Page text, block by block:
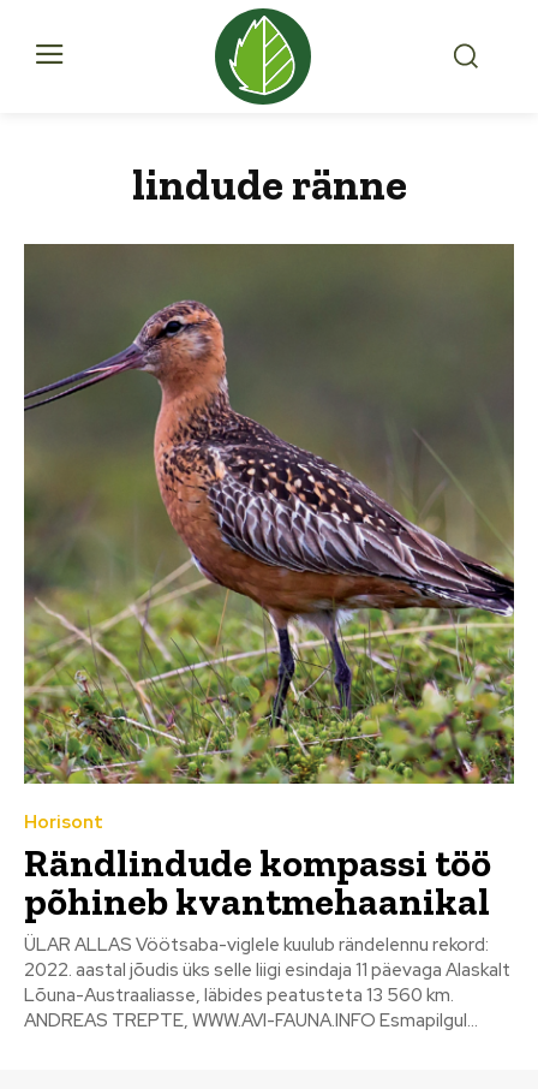
lindude ränne
Horisont
Rändlindude kompassi töö
põhineb kvantmehaanikal
ÜLAR ALLAS Vöötsaba-viglele kuulub rändelennu rekord:
2022. aastal jõudis üks selle liigi esindaja 11 päevaga Alaskalt
Lõuna-Austraaliasse, läbides peatusteta 13 560 km.
ANDREAS TREPTE, WWW.AVI-FAUNA.INFO Esmapilgul...